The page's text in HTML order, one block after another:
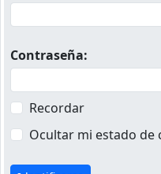
Contraseña:
Recordar
Ocultar mi estado de